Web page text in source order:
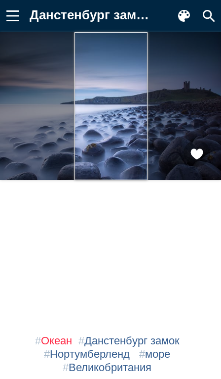
Данстенбург замок, Нортумберленд, море Обои на телефон
#Океан #Данстенбург замок
#Нортумберленд #море
#Великобритания